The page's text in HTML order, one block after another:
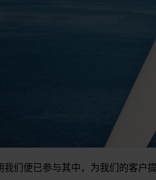
们便已参与其中，为我们的客户